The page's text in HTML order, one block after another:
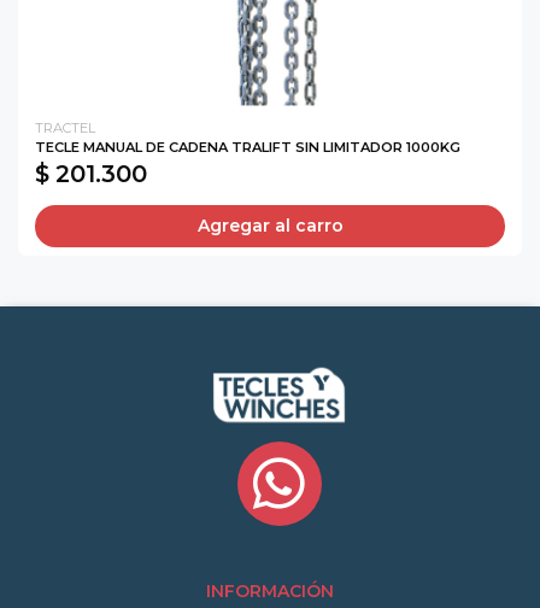
TRACTEL
TECLE MANUAL DE CADENA TRALIFT SIN LIMITADOR 1000KG
$ 201.300
Agregar al carro
INFORMACIÓN